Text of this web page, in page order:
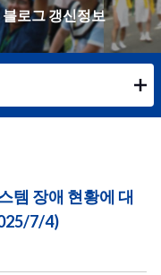
로그 갱신정보
템 장애 현황에 대
7/4)